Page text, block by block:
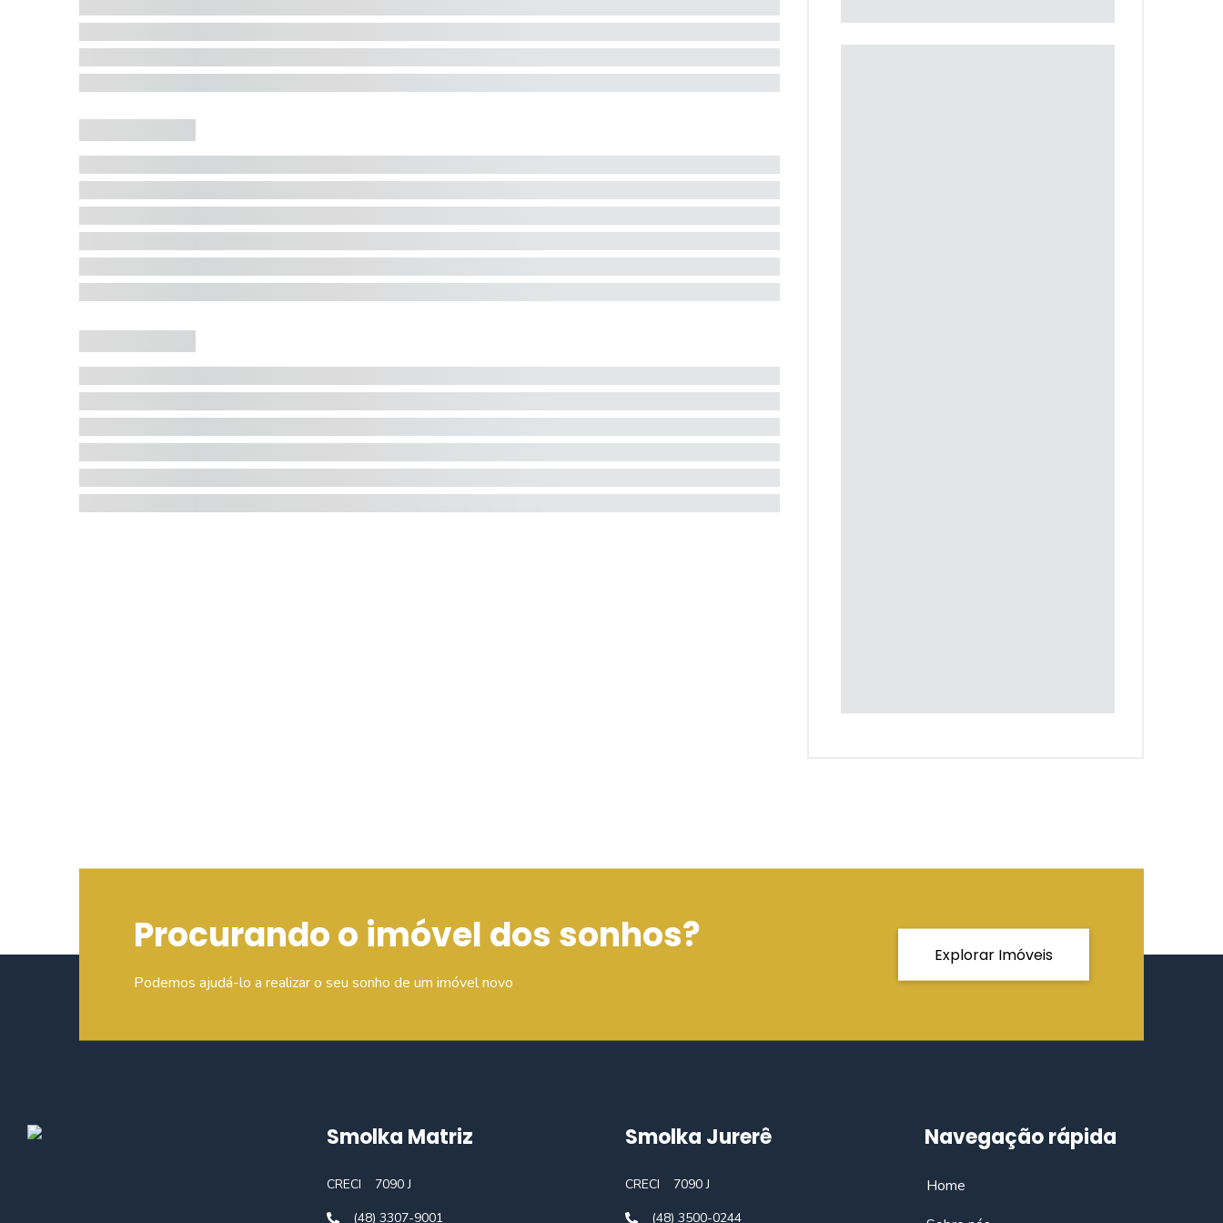
Procurando o imóvel dos sonhos?
Podemos ajudá-lo a realizar o seu sonho de um imóvel novo
Explorar Imóveis
Smolka Matriz
CRECI
7090 J
(48) 3307-9001
Smolka Jurerê
CRECI
7090 J
(48) 3500-0244
Navegação rápida
Home